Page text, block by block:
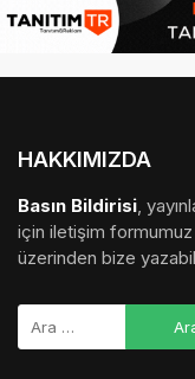
HAKKIMIZDA
Basın Bildirisi,
için iletişim formumuz
üzerinden bize